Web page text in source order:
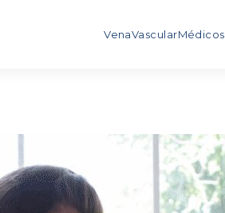
VenaVascularMédicos